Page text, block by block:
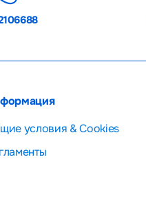
условия & Cookies